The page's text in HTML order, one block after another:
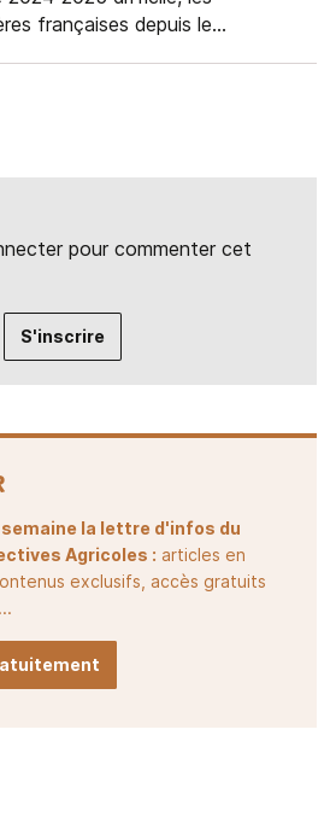
françaises depuis le...
pour commenter cet
S'inscrire
semaine la lettre d'infos du
Agricoles : articles en
exclusifs, accès gratuits